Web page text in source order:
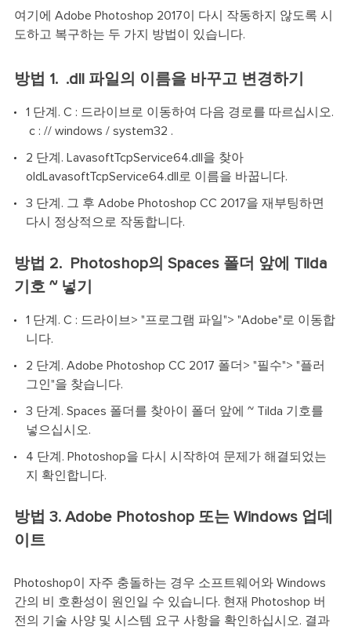
여기에 Adobe Photoshop 2017이 다시 작동하지 않도록 시
도하고 복구하는 두 가지 방법이 있습니다.
방법 1. .dll 파일의 이름을 바꾸고 변경하기
1 단계. C : 드라이브로 이동하여 다음 경로를 따르십시오.
c : // windows / system32 .
2 단계. LavasoftTcpService64.dll을 찾아
oldLavasoftTcpService64.dll로 이름을 바꿉니다.
3 단계. 그 후 Adobe Photoshop CC 2017을 재부팅하면
다시 정상적으로 작동합니다.
방법 2. Photoshop의 Spaces 폴더 앞에 Tilda
기호 ~ 넣기
1 단계. C : 드라이브> "프로그램 파일"> "Adobe"로 이동합
니다.
2 단계. Adobe Photoshop CC 2017 폴더> "필수"> "플러
그인"을 찾습니다.
3 단계. Spaces 폴더를 찾아이 폴더 앞에 ~ Tilda 기호를
넣으십시오.
4 단계. Photoshop을 다시 시작하여 문제가 해결되었는
지 확인합니다.
방법 3. Adobe Photoshop 또는 Windows 업데
이트
Photoshop이 자주 충돌하는 경우 소프트웨어와 Windows
간의 비 호환성이 원인일 수 있습니다. 현재 Photoshop 버
전의 기술 사양 및 시스템 요구 사항을 확인하십시오. 결과